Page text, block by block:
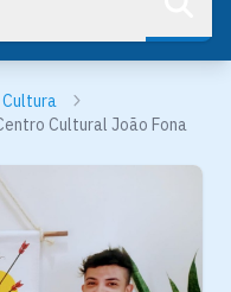
Cultura
Cultural João Fona